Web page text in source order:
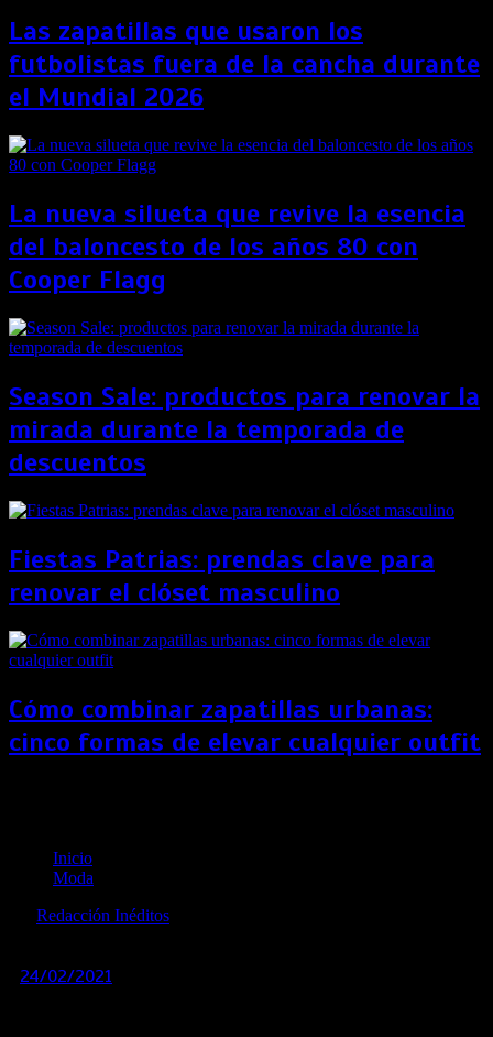
Las zapatillas que usaron los
futbolistas fuera de la cancha durante
el Mundial 2026
La nueva silueta que revive la esencia
del baloncesto de los años 80 con
Cooper Flagg
Season Sale: productos para renovar la
mirada durante la temporada de
descuentos
Fiestas Patrias: prendas clave para
renovar el clóset masculino
Cómo combinar zapatillas urbanas:
cinco formas de elevar cualquier outfit
Inicio
Moda
Redacción Inéditos
24/02/2021